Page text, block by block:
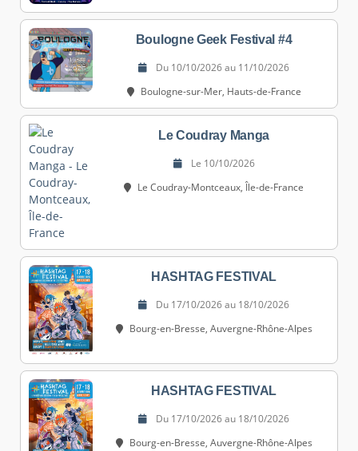
Boulogne Geek Festival #4
Du 10/10/2026 au 11/10/2026
Boulogne-sur-Mer, Hauts-de-France
Le Coudray Manga
Le 10/10/2026
Le Coudray-Montceaux, Île-de-France
HASHTAG FESTIVAL
Du 17/10/2026 au 18/10/2026
Bourg-en-Bresse, Auvergne-Rhône-Alpes
HASHTAG FESTIVAL
Du 17/10/2026 au 18/10/2026
Bourg-en-Bresse, Auvergne-Rhône-Alpes